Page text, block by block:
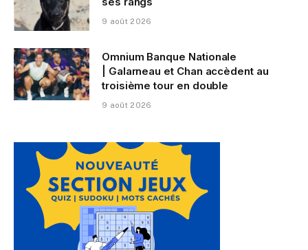
9 août 2026
Omnium Banque Nationale
| Galarneau et Chan accèdent au
troisième tour en double
9 août 2026